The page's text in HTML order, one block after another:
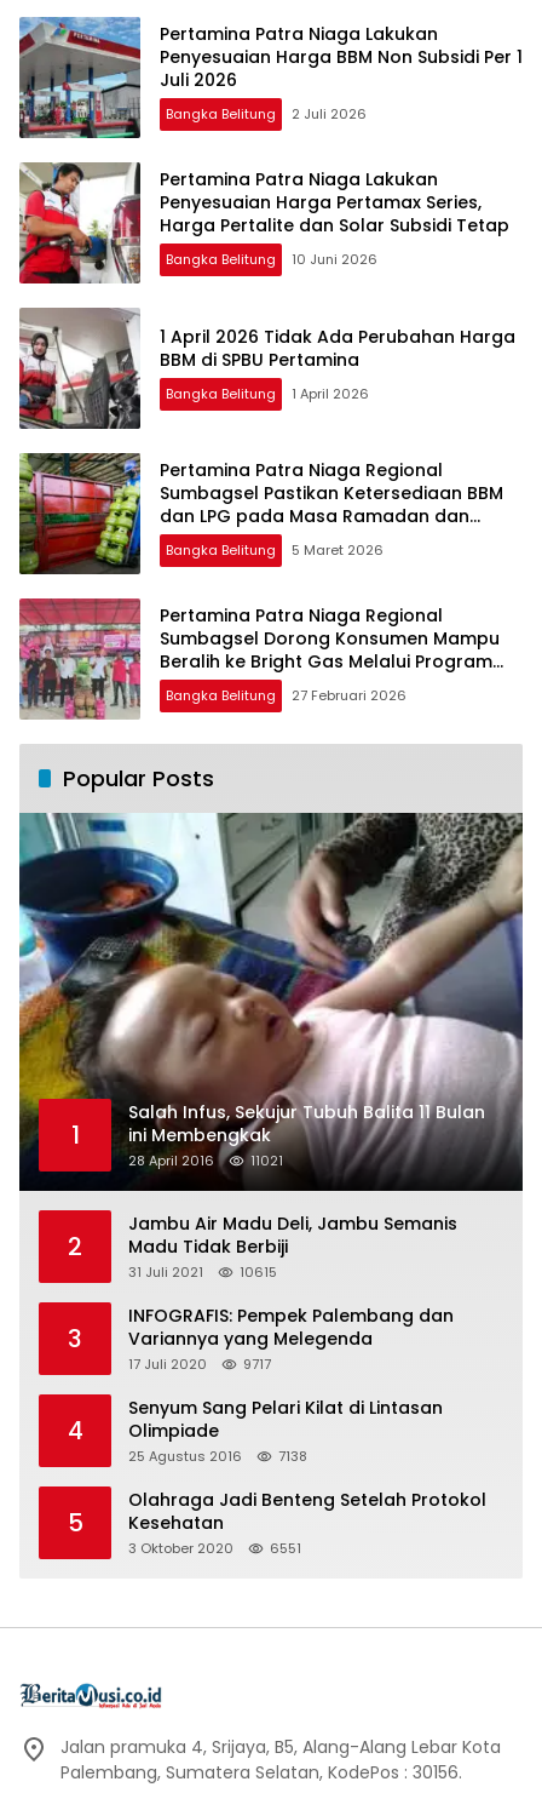
Pertamina Patra Niaga Lakukan
Penyesuaian Harga BBM Non Subsidi Per 1
Juli 2026
Bangka Belitung 2 Juli 2026
Pertamina Patra Niaga Lakukan
Penyesuaian Harga Pertamax Series,
Harga Pertalite dan Solar Subsidi Tetap
Bangka Belitung 10 Juni 2026
1 April 2026 Tidak Ada Perubahan Harga
BBM di SPBU Pertamina
Bangka Belitung 1 April 2026
Pertamina Patra Niaga Regional
Sumbagsel Pastikan Ketersediaan BBM
dan LPG pada Masa Ramadan dan
Menjelang Idulfitri
Bangka Belitung 5 Maret 2026
Pertamina Patra Niaga Regional
Sumbagsel Dorong Konsumen Mampu
Beralih ke Bright Gas Melalui Program
Trade In di Belitung Timur
Bangka Belitung 27 Februari 2026
Popular Posts
1
Salah Infus, Sekujur Tubuh Balita 11 Bulan
ini Membengkak
28 April 2016 11021
2
Jambu Air Madu Deli, Jambu Semanis
Madu Tidak Berbiji
31 Juli 2021 10615
3
INFOGRAFIS: Pempek Palembang dan
Variannya yang Melegenda
17 Juli 2020 9717
4
Senyum Sang Pelari Kilat di Lintasan
Olimpiade
25 Agustus 2016 7138
5
Olahraga Jadi Benteng Setelah Protokol
Kesehatan
3 Oktober 2020 6551
Jalan pramuka 4, Srijaya, B5, Alang-Alang Lebar Kota
Palembang, Sumatera Selatan, KodePos : 30156.